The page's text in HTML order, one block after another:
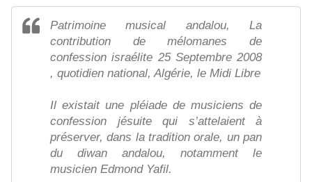
Patrimoine musical andalou, La
contribution de mélomanes de
confession israélite 25 Septembre 2008
, quotidien national, Algérie, le Midi Libre
Il existait une pléiade de musiciens de
confession jésuite qui s’attelaient à
préserver, dans la tradition orale, un pan
du diwan andalou, notamment le
musicien Edmond Yafil.